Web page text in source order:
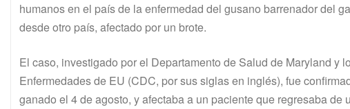
humanos en el país de la enfermedad del gusano barrenador del
desde otro país, afectado por un brote.
El caso, investigado por el Departamento de Salud de Maryland y
Enfermedades de EU (CDC, por sus siglas en inglés), fue
ganado el 4 de agosto, y afectaba a un paciente que regresaba